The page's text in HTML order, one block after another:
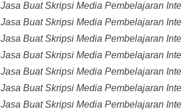
Jasa Buat Skripsi Media Pembelajaran
Jasa Buat Skripsi Media Pembelajaran
Jasa Buat Skripsi Media Pembelajaran
Jasa Buat Skripsi Media Pembelajaran
Jasa Buat Skripsi Media Pembelajaran
Jasa Buat Skripsi Media Pembelajaran
Jasa Buat Skripsi Media Pembelajaran